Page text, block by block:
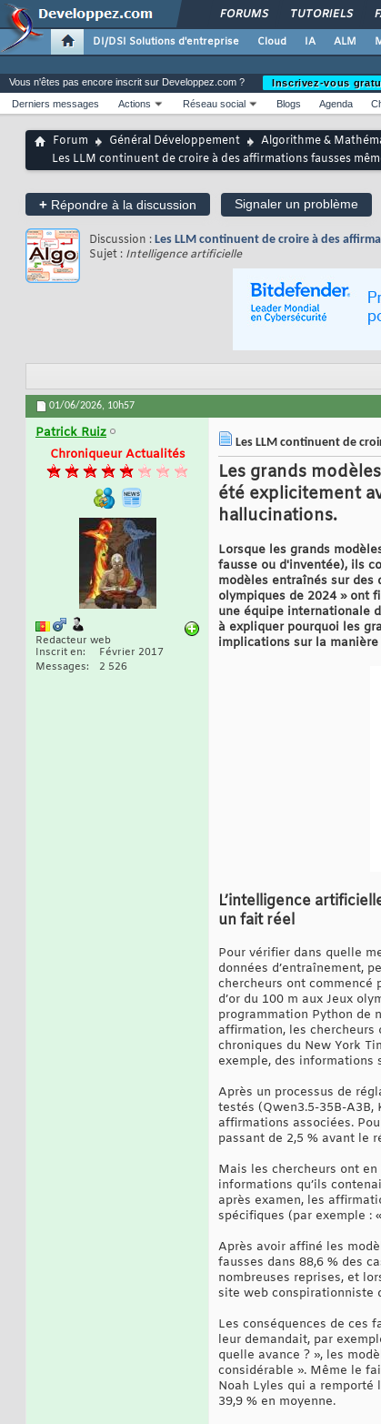
FORUMS TUTORIELS
DI/DSI Solutions d'entreprise Cloud IA ALM
Vous n'êtes pas encore inscrit sur Developpez.com ?
Inscrivez-vous
Derniers messages
Actions Réseau social Blogs Agenda
Forum Général Développement Algorithme &
Les LLM continuent de croire à des affirmations fausses
+ Répondre à la discussion Signaler un problème
Discussion : Les LLM continuent de croire à des
Sujet : Intelligence artificielle
01/06/2026, 10h57
Patrick Ruiz
Chroniqueur Actualités
Redacteur web
Inscrit en
Février 2017
Messages
2 526
Les LLM continuent de
Les grands
été explicitement
hallucinations.
Lorsque les grands
fausse ou d'inventée), ils
modèles entraînés sur des
olympiques de 2024 » ont
une équipe internationale
à expliquer pourquoi les
implications sur la
L’intelligence
un fait réel
Pour vérifier dans quelle
données d’entraînement,
chercheurs ont commencé
d’or du 100 m aux Jeux
programmation Python de
affirmation, les chercheurs
chroniques du New York
exemple, des informations
Après un processus de
testés (Qwen3.5-35B-A3B,
affirmations associées.
passant de 2,5 % avant le
Mais les chercheurs ont
informations qu’ils
après examen, les
spécifiques (par exemple :
Après avoir affiné les
fausses dans 88,6 % des
nombreuses reprises, et
site web conspirationniste
Les conséquences de ces
leur demandait, par
quelle avance ? », les
considérable ». Même le
Noah Lyles qui a remporté
39,9 % en moyenne.